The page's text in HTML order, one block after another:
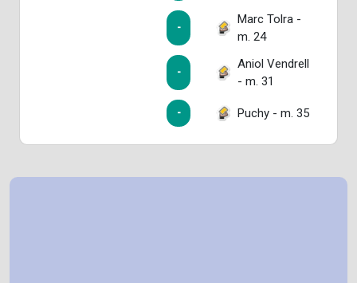
-
Marc Tolra -
m. 24
-
Aniol Vendrell
- m. 31
- Puchy - m. 35